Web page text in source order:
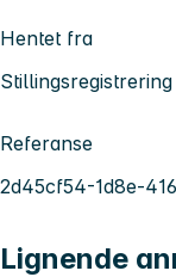
Hentet fra
Stillingsregistrering
Referanse
2d45cf54-1d8e-
Lignende